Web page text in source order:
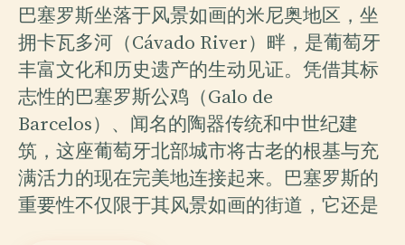
巴塞罗斯坐落于风景如画的米尼奥地区，坐
拥卡瓦多河（Cávado River）畔，是葡萄牙
丰富文化和历史遗产的生动见证。凭借其标
志性的巴塞罗斯公鸡（Galo de
Barcelos）、闻名的陶器传统和中世纪建
筑，这座葡萄牙北部城市将古老的根基与充
满活力的现在完美地连接起来。巴塞罗斯的
重要性不仅限于其风景如画的街道，它还是